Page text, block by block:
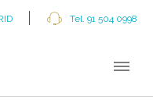
Tel. 91 504 0998